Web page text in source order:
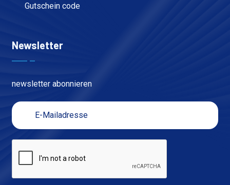
Gutschein code
Newsletter
newsletter abonnieren